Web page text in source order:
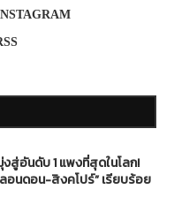
งสู่อันดับ 1 แพงที่สุดในโลก!
ลอนดอน-สิงคโปร์” เรียบร้อย